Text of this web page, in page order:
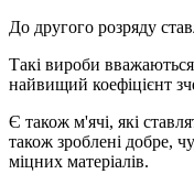
До другого розряду
Такі вироби
найвищий коефіцієнт
Є також м'ячі, які
також зроблені добре,
міцних матеріалів.